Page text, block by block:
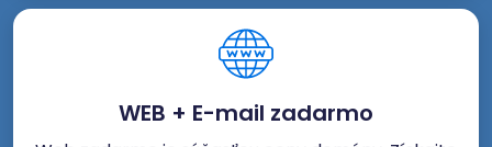
WEB + E-mail zadarmo